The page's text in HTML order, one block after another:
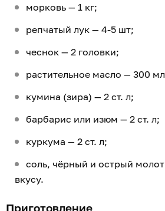
морковь — 1 кг;
репчатый лук — 4-5 шт;
чеснок — 2 головки;
растительное масло — 300
кумина (зира) — 2 ст. л;
барбарис или изюм — 2 ст. л;
куркума — 2 ст. л;
соль, чёрный и острый
вкусу.
Приготовление